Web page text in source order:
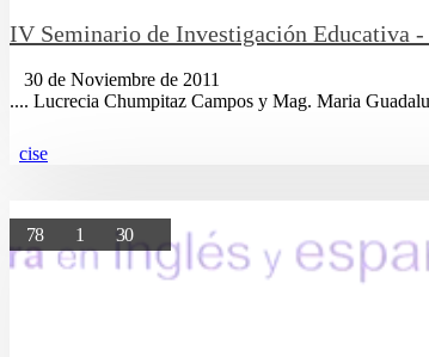
IV Seminario de Investigación Educativa
30 de Noviembre de 2011
.... Lucrecia Chumpitaz Campos y Mag. Maria
cise
78 1 30